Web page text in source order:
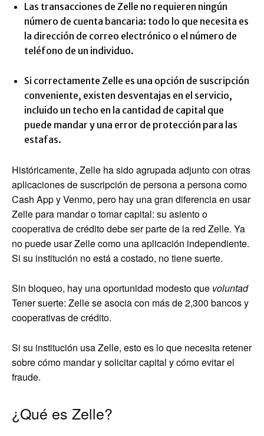
Las transacciones de Zelle no requieren ningún
número de cuenta bancaria: todo lo que necesita es
la dirección de correo electrónico o el número de
teléfono de un individuo.
Si correctamente Zelle es una opción de suscripción
conveniente, existen desventajas en el servicio,
incluido un techo en la cantidad de capital que
puede mandar y una error de protección para las
estafas.
Históricamente, Zelle ha sido agrupada adjunto con otras
aplicaciones de suscripción de persona a persona como
Cash App y Venmo, pero hay una gran diferencia en usar
Zelle para mandar o tomar capital: su asiento o
cooperativa de crédito debe ser parte de la red Zelle. Ya
no puede usar Zelle como una aplicación independiente.
Si su institución no está a costado, no tiene suerte.
Sin bloqueo, hay una oportunidad modesto que voluntad
Tener suerte: Zelle se asocia con más de 2,300 bancos y
cooperativas de crédito.
Si su institución usa Zelle, esto es lo que necesita retener
sobre cómo mandar y solicitar capital y cómo evitar el
fraude.
¿Qué es Zelle?